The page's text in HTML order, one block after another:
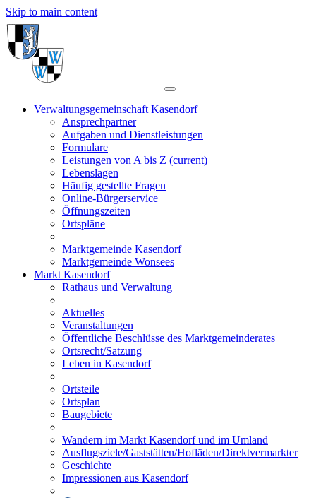
Skip to main content
Verwaltungsgemeinschaft Kasendorf
Ansprechpartner
Aufgaben und Dienstleistungen
Formulare
Leistungen von A bis Z (current)
Lebenslagen
Häufig gestellte Fragen
Online-Bürgerservice
Öffnungszeiten
Ortspläne
Marktgemeinde Kasendorf
Marktgemeinde Wonsees
Markt Kasendorf
Rathaus und Verwaltung
Aktuelles
Veranstaltungen
Öffentliche Beschlüsse des Marktgemeinderates
Ortsrecht/Satzung
Leben in Kasendorf
Ortsteile
Ortsplan
Baugebiete
Wandern im Markt Kasendorf und im Umland
Ausflugsziele/Gaststätten/Hofläden/Direktvermarkter
Geschichte
Impressionen aus Kasendorf